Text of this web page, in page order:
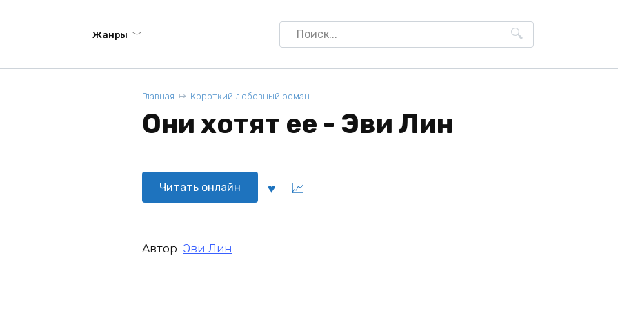
Жанры
Search
for:
Главная Короткий любовный роман
Они хотят ее - Эви Лин
Читать онлайн
Автор: Эви Лин